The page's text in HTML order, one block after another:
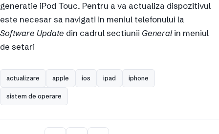
generatie iPod Touc. Pentru a va actualiza dispozitivul
este necesar sa navigati in meniul telefonului la
Software Update din cadrul sectiunii Generalin meniul
de setari
actualizare apple ios ipad iphone
sistem de operare